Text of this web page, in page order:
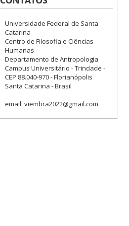
Universidade Federal de Santa
Catarina
Centro de Filosofia e Ciências
Humanas
Departamento de Antropologia
Campus Universitário - Trindade -
CEP 88.040-970 - Florianópolis
Santa Catarina - Brasil
email: viembra2022@gmail.com